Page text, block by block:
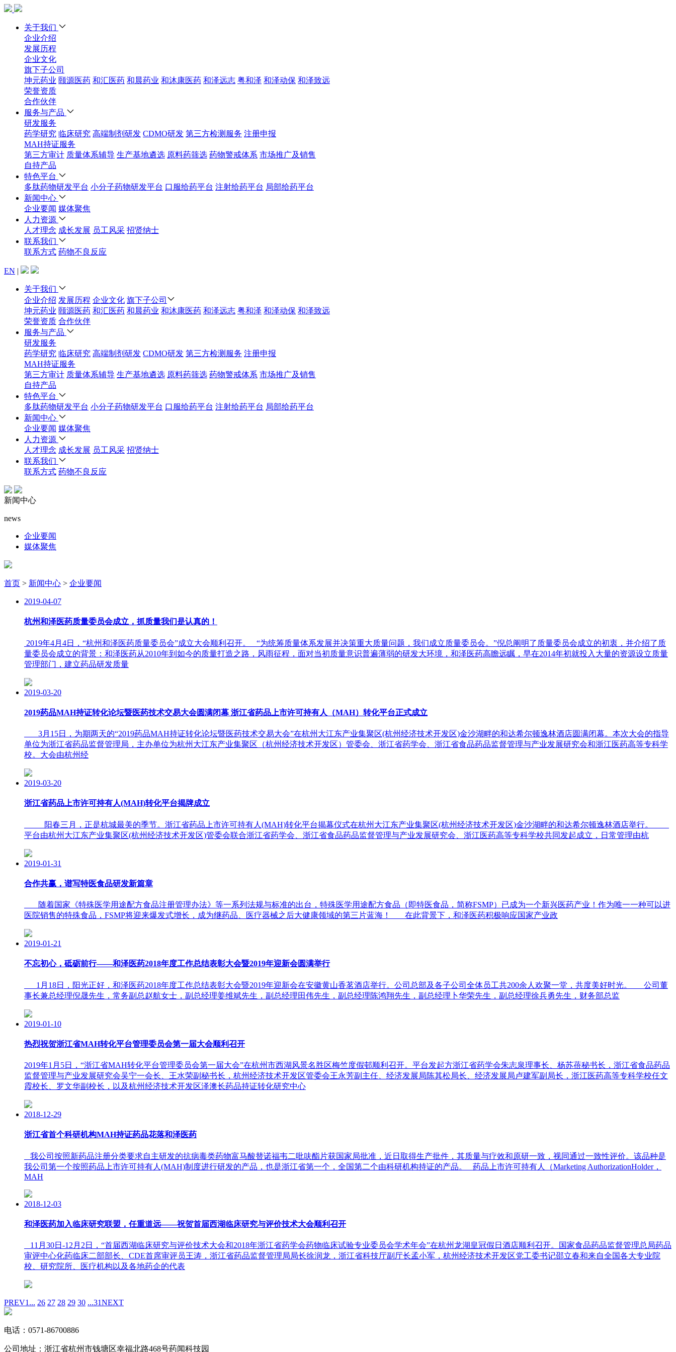
关于我们
企业介绍
发展历程
企业文化
旗下子公司
坤元药业 颐源医药 和汇医药 和晨药业 和沐康医药 和泽远志 粤和泽 和泽动保 和泽致远
荣誉资质
合作伙伴
服务与产品
研发服务
药学研究 临床研究 高端制剂研发 CDMO研发 第三方检测服务 注册申报
MAH持证服务
第三方审计 质量体系辅导 生产基地遴选 原料药筛选 药物警戒体系 市场推广及销售
自持产品
特色平台
多肽药物研发平台 小分子药物研发平台 口服给药平台 注射给药平台 局部给药平台
新闻中心
企业要闻 媒体聚焦
人力资源
人才理念 成长发展 员工风采 招贤纳士
联系我们
联系方式 药物不良反应
EN |
关于我们
企业介绍 发展历程 企业文化 旗下子公司
坤元药业 颐源医药 和汇医药 和晨药业 和沐康医药 和泽远志 粤和泽 和泽动保 和泽致远
荣誉资质 合作伙伴
服务与产品
研发服务
药学研究 临床研究 高端制剂研发 CDMO研发 第三方检测服务 注册申报
MAH持证服务
第三方审计 质量体系辅导 生产基地遴选 原料药筛选 药物警戒体系 市场推广及销售
自持产品
特色平台
多肽药物研发平台 小分子药物研发平台 口服给药平台 注射给药平台 局部给药平台
新闻中心
企业要闻 媒体聚焦
人力资源
人才理念 成长发展 员工风采 招贤纳士
联系我们
联系方式 药物不良反应
新闻中心
news
企业要闻
媒体聚焦
首页 > 新闻中心 > 企业要闻
2019-04-07
杭州和泽医药质量委员会成立，抓质量我们是认真的！
2019年4月4日，“杭州和泽医药质量委员会”成立大会顺利召开。 “为统筹质量体系发展并决策重大质量问题，我们成立质量委员会。”倪总阐明了质量委员会成立的初衷，并介绍了质
量委员会成立的背景：和泽医药从2010年到如今的质量打造之路，风雨征程，面对当初质量意识普遍薄弱的研发大环境，和泽医药高瞻远瞩，早在2014年初就投入大量的资源设立质量
管理部门，建立药品研发质量
2019-03-20
2019药品MAH持证转化论坛暨医药技术交易大会圆满闭幕 浙江省药品上市许可持有人（MAH）转化平台正式成立
3月15日，为期两天的“2019药品MAH持证转化论坛暨医药技术交易大会”在杭州大江东产业集聚区(杭州经济技术开发区)金沙湖畔的和达希尔顿逸林酒店圆满闭幕。本次大会的指导
单位为浙江省药品监督管理局，主办单位为杭州大江东产业集聚区（杭州经济技术开发区）管委会、浙江省药学会、浙江省食品药品监督管理与产业发展研究会和浙江医药高等专科学
校。大会由杭州经
2019-03-20
浙江省药品上市许可持有人(MAH)转化平台揭牌成立
阳春三月，正是杭城最美的季节。浙江省药品上市许可持有人(MAH)转化平台揭幕仪式在杭州大江东产业集聚区(杭州经济技术开发区)金沙湖畔的和达希尔顿逸林酒店举行。
平台由杭州大江东产业集聚区(杭州经济技术开发区)管委会联合浙江省药学会、浙江省食品药品监督管理与产业发展研究会、浙江医药高等专科学校共同发起成立，日常管理由杭
2019-01-31
合作共赢，谱写特医食品研发新篇章
随着国家《特殊医学用途配方食品注册管理办法》等一系列法规与标准的出台，特殊医学用途配方食品（即特医食品，简称FSMP）已成为一个新兴医药产业！作为唯一一种可以进
医院销售的特殊食品，FSMP将迎来爆发式增长，成为继药品、医疗器械之后大健康领域的第三片蓝海！ 在此背景下，和泽医药积极响应国家产业政
2019-01-21
不忘初心，砥砺前行——和泽医药2018年度工作总结表彰大会暨2019年迎新会圆满举行
1月18日，阳光正好，和泽医药2018年度工作总结表彰大会暨2019年迎新会在安徽黄山香茗酒店举行。公司总部及各子公司全体员工共200余人欢聚一堂，共度美好时光。 公司董
事长兼总经理倪晟先生，常务副总赵航女士，副总经理姜维斌先生，副总经理田伟先生，副总经理陈鸿翔先生，副总经理卜华荣先生，副总经理徐兵勇先生，财务部总监
2019-01-10
热烈祝贺浙江省MAH转化平台管理委员会第一届大会顺利召开
2019年1月5日，“浙江省MAH转化平台管理委员会第一届大会”在杭州市西湖风景名胜区梅竺度假邨顺利召开。平台发起方浙江省药学会朱志泉理事长、杨苏蓓秘书长，浙江省食品药品
监督管理与产业发展研究会吴宁一会长、王水荣副秘书长，杭州经济技术开发区管委会王永芳副主任、经济发展局陈其松局长、经济发展局卢建军副局长，浙江医药高等专科学校任文
霞校长、罗文华副校长，以及杭州经济技术开发区泽澳长药品持证转化研究中心
2018-12-29
浙江省首个科研机构MAH持证药品花落和泽医药
我公司按照新药品注册分类要求自主研发的抗病毒类药物富马酸替诺福韦二吡呋酯片获国家局批准，近日取得生产批件，其质量与疗效和原研一致，视同通过一致性评价。该品种是
我公司第一个按照药品上市许可持有人(MAH)制度进行研发的产品，也是浙江省第一个，全国第二个由科研机构持证的产品。 药品上市许可持有人（Marketing AuthorizationHolder，
MAH
2018-12-03
和泽医药加入临床研究联盟，任重道远——祝贺首届西湖临床研究与评价技术大会顺利召开
11月30日-12月2日，“首届西湖临床研究与评价技术大会和2018年浙江省药学会药物临床试验专业委员会学术年会”在杭州龙湖皇冠假日酒店顺利召开。国家食品药品监督管理总局药品
审评中心化药临床二部部长、CDE首席审评员王涛，浙江省药品监督管理局局长徐润龙，浙江省科技厅副厅长孟小军，杭州经济技术开发区党工委书记邵立春和来自全国各大专业院
校、研究院所、医疗机构以及各地药企的代表
PREV1... 26 27 28 29 30 ...31NEXT
电话： 0571-86700886
公司地址： 浙江省杭州市钱塘区幸福北路468号药闻科技园